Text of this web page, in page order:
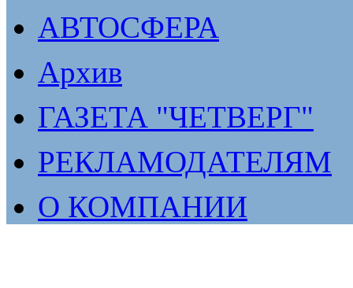
АВТОСФЕРА
Архив
ГАЗЕТА "ЧЕТВЕРГ"
РЕКЛАМОДАТЕЛЯМ
О КОМПАНИИ